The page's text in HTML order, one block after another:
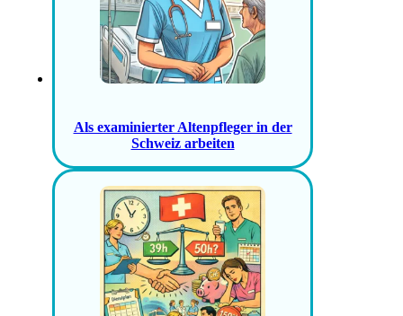
Als examinierter Altenpfleger in der
Schweiz arbeiten